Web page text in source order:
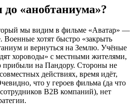
до «анобтаниума»?
мы видим в фильме «Аватар» —
Военные хотят быстро «закрыть
и вернуться на Землю. Учёные
хороводы» с местными жителями,
прибыли на Пандору. Стороны не
действиях, время идёт,
что у героев фильма (да что
В2В компаний), нет